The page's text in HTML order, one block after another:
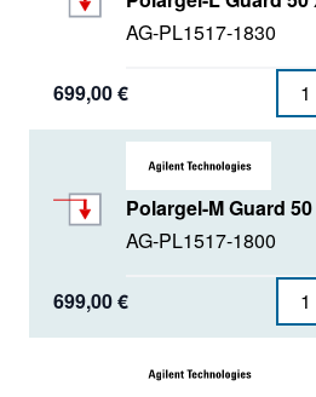
AG-PL1517-1830
699,00 €
Polargel-M Guard
AG-PL1517-1800
699,00 €